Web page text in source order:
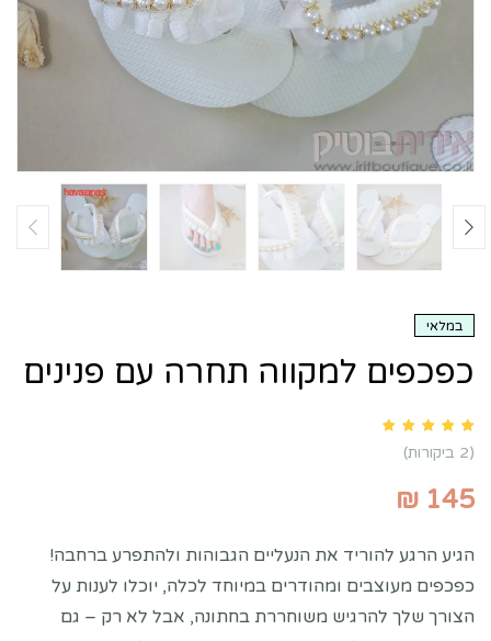
במלאי
כפכפים למקווה תחרה עם פנינים
2
customer ratings(
2 ביקורות)
₪ 145
הגיע הרגע להוריד את הנעליים הגבוהות ולהתפרע ברחבה!
כפכפים מעוצבים ומהודרים במיוחד לכלה, יוכלו לענות על
הצורך שלך להרגיש משוחררת בחתונה, אבל לא רק – גם